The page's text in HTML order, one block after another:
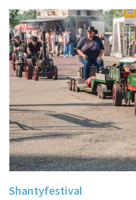
Shantyfestival